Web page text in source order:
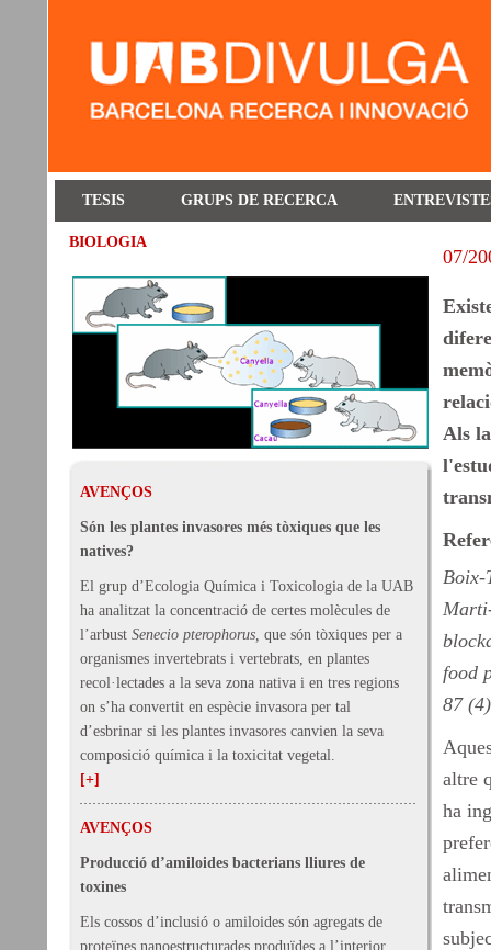
TESIS GRUPS DE RECERCA
BIOLOGIA
AVENÇOS
Són les plantes invasores més tòxiques que les
natives?
El grup d’Ecologia Química i Toxicologia de la UAB
ha analitzat la concentració de certes molècules de
l’arbust Senecio pterophorus, que són tòxiques per a
organismes invertebrats i vertebrats, en plantes
recol·lectades a la seva zona nativa i en tres regions
on s’ha convertit en espècie invasora per tal
d’esbrinar si les plantes invasores canvien la seva
composició química i la toxicitat vegetal.
[+]
AVENÇOS
Producció d’amiloides bacterians lliures de
toxines
Els cossos d’inclusió o amiloides són agregats de
proteïnes nanoestructurades produïdes a l’interior
07/
Als
Boix-
food
87
altre
ha